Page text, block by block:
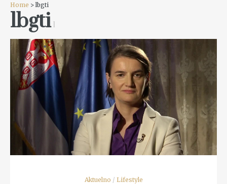
Home > lbgti
lbgti1
READ MORE
Aktuelno / Lifestyle